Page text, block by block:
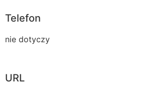
Telefon
nie dotyczy
URL